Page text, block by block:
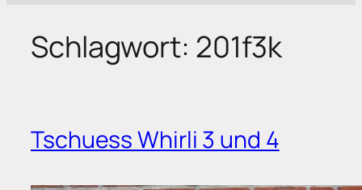
Schlagwort: 201f3k
Tschuess Whirli 3 und 4